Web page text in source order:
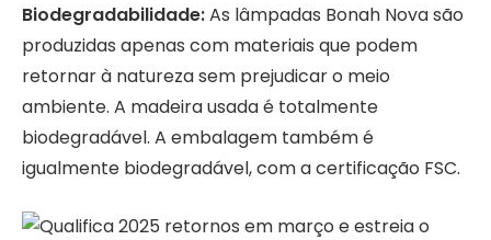
Biodegradabilidade:As lâmpadas Bonah Nova são
produzidas apenas com materiais que podem
retornar à natureza sem prejudicar o meio
ambiente. A madeira usada é totalmente
biodegradável. A embalagem também é
igualmente biodegradável, com a certificação FSC.